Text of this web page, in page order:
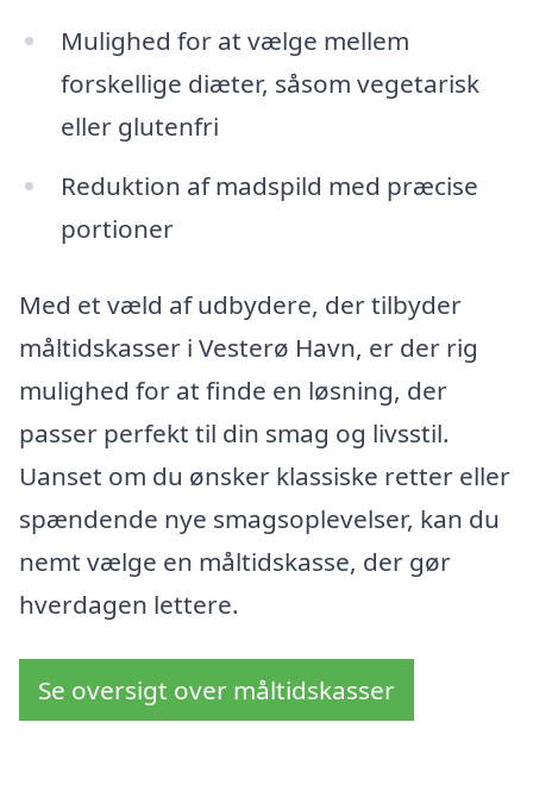
Mulighed for at vælge mellem
forskellige diæter, såsom vegetarisk
eller glutenfri
Reduktion af madspild med præcise
portioner
Med et væld af udbydere, der tilbyder
måltidskasser i Vesterø Havn, er der rig
mulighed for at finde en løsning, der
passer perfekt til din smag og livsstil.
Uanset om du ønsker klassiske retter eller
spændende nye smagsoplevelser, kan du
nemt vælge en måltidskasse, der gør
hverdagen lettere.
Se oversigt over måltidskasser